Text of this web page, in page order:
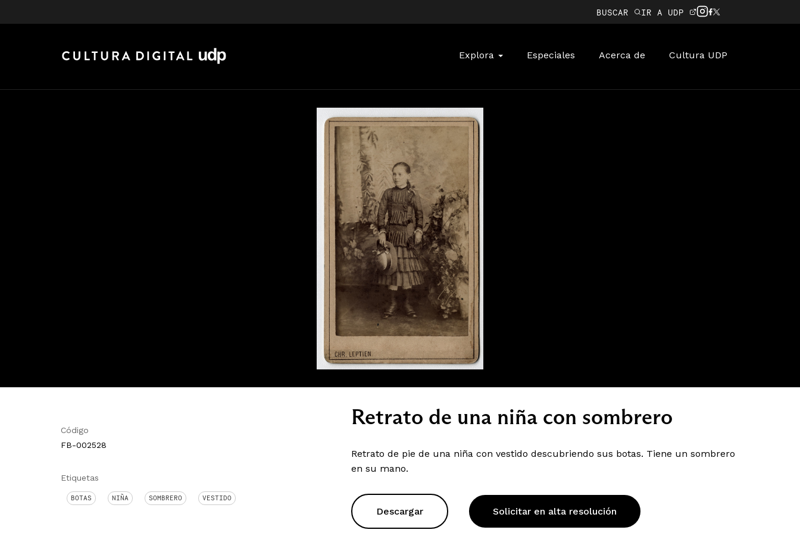
BUSCAR IR A UDP
Explora Especiales Acerca de Cultura UDP
Código
FB-002528
Etiquetas
BOTAS NIÑA SOMBRERO VESTIDO
Retrato de una niña con sombrero
Retrato de pie de una niña con vestido descubriendo sus botas. Tiene un sombrero
en su mano.
Descargar Solicitar en alta resolución